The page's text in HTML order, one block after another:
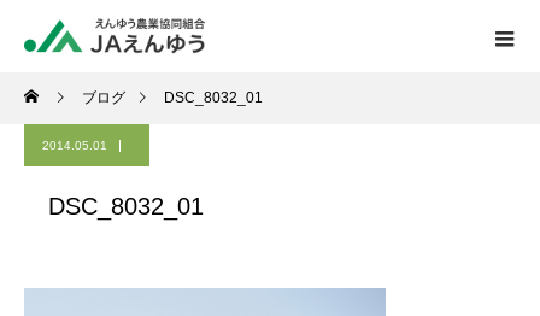
ブログ DSC_8032_01
2014.05.01
DSC_8032_01